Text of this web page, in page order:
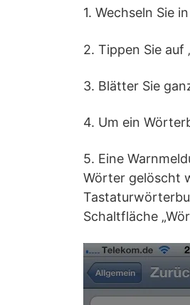
1. Wechseln Sie
2. Tippen Sie auf
3. Blätter Sie
4. Um ein
5. Eine
Wörter gelöscht
Schaltfläche